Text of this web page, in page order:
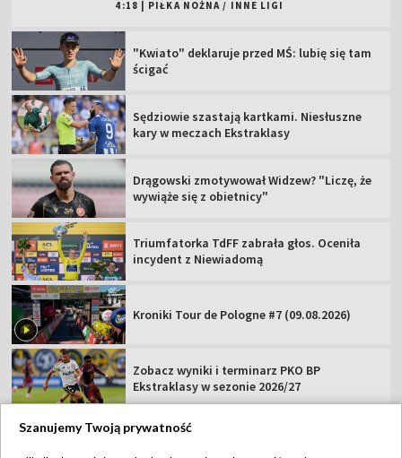
4:18 PIŁKA NOŻNA / INNE LIGI
"Kwiato" deklaruje przed MŚ: lubię się tam
ścigać
Sędziowie szastają kartkami. Niesłuszne
kary w meczach Ekstraklasy
Drągowski zmotywował Widzew? "Liczę, że
wywiąże się z obietnicy"
Triumfatorka TdFF zabrała głos. Oceniła
incydent z Niewiadomą
Kroniki Tour de Pologne #7 (09.08.2026)
Zobacz wyniki i terminarz PKO BP
Ekstraklasy w sezonie 2026/27
Szanujemy Twoją prywatność